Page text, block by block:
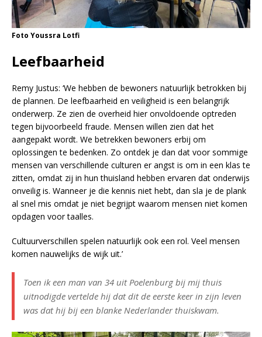
Foto Youssra Lotfi
Leefbaarheid
Remy Justus: ‘We hebben de bewoners natuurlijk betrokken bij
de plannen. De leefbaarheid en veiligheid is een belangrijk
onderwerp. Ze zien de overheid hier onvoldoende optreden
tegen bijvoorbeeld fraude. Mensen willen zien dat het
aangepakt wordt. We betrekken bewoners erbij om
oplossingen te bedenken. Zo ontdek je dan dat voor sommige
mensen van verschillende culturen er angst is om in een klas te
zitten, omdat zij in hun thuisland hebben ervaren dat onderwijs
onveilig is. Wanneer je die kennis niet hebt, dan sla je de plank
al snel mis omdat je niet begrijpt waarom mensen niet komen
opdagen voor taalles.
Cultuurverschillen spelen natuurlijk ook een rol. Veel mensen
komen nauwelijks de wijk uit.’
Toen ik een man van 34 uit Poelenburg bij mij thuis
uitnodigde vertelde hij dat dit de eerste keer in zijn leven
was dat hij bij een blanke Nederlander thuiskwam.